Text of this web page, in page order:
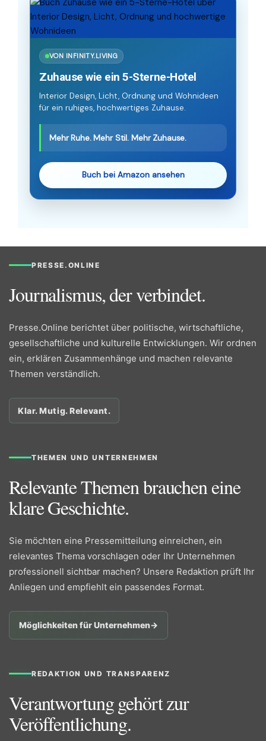
VON INFINITY.LIVING
Zuhause wie ein 5-Sterne-Hotel
Interior Design, Licht, Ordnung und Wohnideen
für ein ruhiges, hochwertiges Zuhause.
Mehr Ruhe. Mehr Stil. Mehr Zuhause.
Buch bei Amazon ansehen
PRESSE.ONLINE
Journalismus, der verbindet.
Presse.Online berichtet über politische, wirtschaftliche,
gesellschaftliche und kulturelle Entwicklungen. Wir ordnen
ein, erklären Zusammenhänge und machen relevante
Themen verständlich.
Klar. Mutig. Relevant.
THEMEN UND UNTERNEHMEN
Relevante Themen brauchen eine
klare Geschichte.
Sie möchten eine Pressemitteilung einreichen, ein
relevantes Thema vorschlagen oder Ihr Unternehmen
professionell sichtbar machen? Unsere Redaktion prüft Ihr
Anliegen und empfiehlt ein passendes Format.
Möglichkeiten für Unternehmen→
REDAKTION UND TRANSPARENZ
Verantwortung gehört zur
Veröffentlichung.